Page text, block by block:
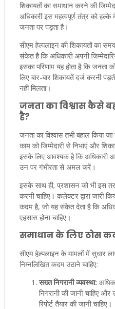
शिकायतों का समाधान करने की
अधिकारी इस महत्वपूर्ण तंत्र को
जनता पर पड़ता है।
सीएम हेल्पलाइन की शिकायतों का
संकेत है कि अधिकारी अपनी
इसका परिणाम यह होता है कि जनता
लिए बार-बार शिकायतें दर्ज करनी
नहीं मिलता।
जनता का विश्वास कैसे
है?
जनता का विश्वास तभी बहाल किया
काम को जिम्मेदारी से निभाएं और
इसके लिए आवश्यक है कि अधिकारी
उन पर गंभीरता से अमल करें।
इसके साथ ही, प्रशासन को भी इस
करनी चाहिए। कलेक्टर द्वारा जारी
कदम है, जो यह संकेत देता है कि
एहसास होना चाहिए।
समाधान के लिए ठोस
सीएम हेल्पलाइन के मामलों में सुधार
निम्नलिखित कदम उठाने चाहिए:
सख्त निगरानी व्यवस्था:
निगरानी की जानी चाहिए
रिपोर्ट तैयार की जानी चाहिए।